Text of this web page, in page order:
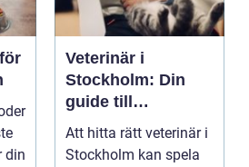
din
Veterinär i
Stockholm: Din
guide till
djursjukvård i
huvudstaden
Att hitta rätt veterinär i
Stockholm kan spela